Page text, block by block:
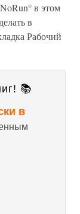
в этом
в
Рабочий
📚
в